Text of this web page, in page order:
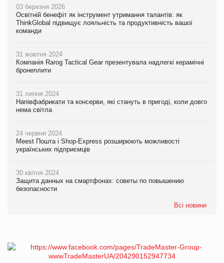
03 березня 2026
Освітній бенефіт як інструмент утримання талантів: як
ThinkGlobal підвищує лояльність та продуктивність вашої
команди
31 жовтня 2024
Компанія Rarog Tactical Gear презентувала надлегкі керамічні
бронеплити
31 липня 2024
Напівфабрикати та консерви, які стануть в пригоді, коли довго
нема світла
24 червня 2024
Meest Пошта і Shop-Express розширюють можливості
українських підприємців
30 квітня 2024
Защита данных на смартфонах: советы по повышению
безопасности
Всі новини